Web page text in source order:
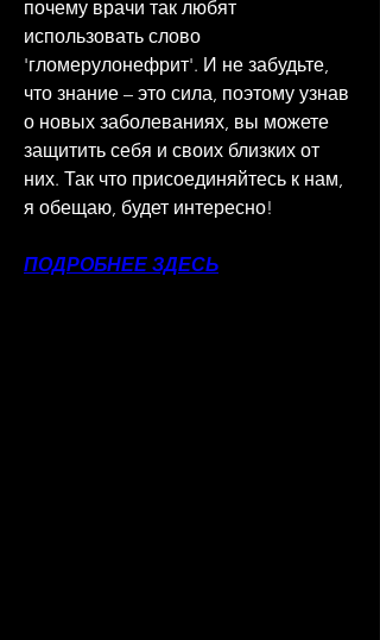
почему врачи так любят
использовать слово
'гломерулонефрит'. И не забудьте,
что знание – это сила, поэтому узнав
о новых заболеваниях, вы можете
защитить себя и своих близких от
них. Так что присоединяйтесь к нам,
я обещаю, будет интересно!
ПОДРОБНЕЕ ЗДЕСЬ